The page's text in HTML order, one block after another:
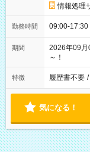
情報処理
勤務時間 09:00-17:30
期間
2026年09
～！
特徴 履歴書不要 /
気になる！